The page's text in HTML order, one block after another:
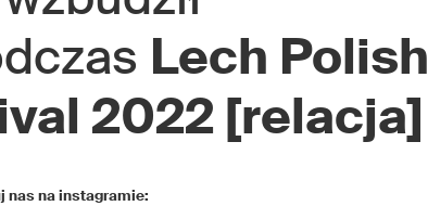
Lech Polish
2022 [relacja]
nas na instagramie: